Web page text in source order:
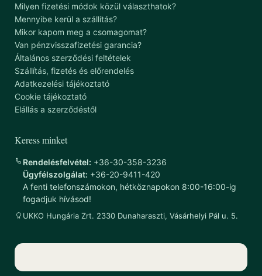
Milyen fizetési módok közül választhatok?
Mennyibe kerül a szállítás?
Mikor kapom meg a csomagomat?
Van pénzvisszafizetési garancia?
Általános szerződési feltételek
Szállítás, fizetés és előrendelés
Adatkezelési tájékoztató
Cookie tájékoztató
Elállás a szerződéstől
Keress minket
Rendelésfelvétel: +36-30-358-3236
Ügyfélszolgálat: +36-20-9411-420
A fenti telefonszámokon, hétköznapokon 8:00-16:00-ig
fogadjuk hívásod!
UKKO Hungária Zrt. 2330 Dunaharaszti, Vásárhelyi Pál u. 5.